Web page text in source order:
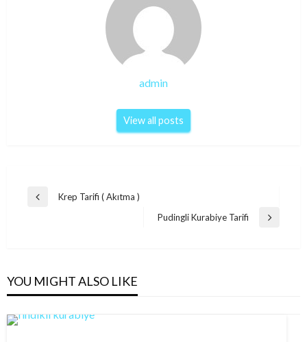
admin
View all posts
Post
Previous
Krep Tarifi ( Akıtma )
Next
Pudingli Kurabiye Tarifi
YOU MIGHT ALSO LIKE